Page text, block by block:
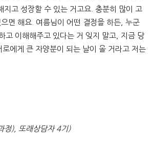
지고 성장할 수 있는 거고요. 충분히 많이 고
면 해요. 여름님이 어떤 결정을 하든, 누군
고 이해해주고 있다는 거 잊지 말고, 지금 당
에게 큰 자양분이 되는 날이 올 거라고 저는
정), 또래상담자 4기)